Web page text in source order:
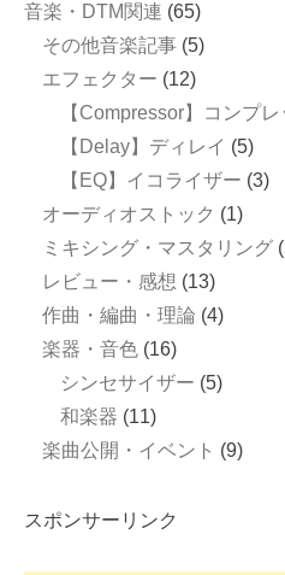
音楽・DTM関連 (65)
その他音楽記事 (5)
エフェクター (12)
【Compressor】コンプ
【Delay】ディレイ (5)
【EQ】イコライザー (3)
オーディオストック (1)
ミキシング・マスタリング
レビュー・感想 (13)
作曲・編曲・理論 (4)
楽器・音色 (16)
シンセサイザー (5)
和楽器 (11)
楽曲公開・イベント (9)
スポンサーリンク